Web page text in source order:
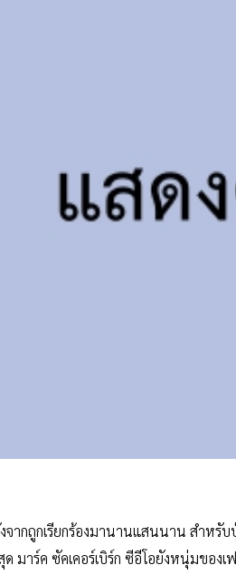
จากถูกเรียกร้องมานานแสนนาน สำหรั
ด มาร์ค ซัคเคอร์เบิร์ก ซีอีโอยังหนุ่มขอ